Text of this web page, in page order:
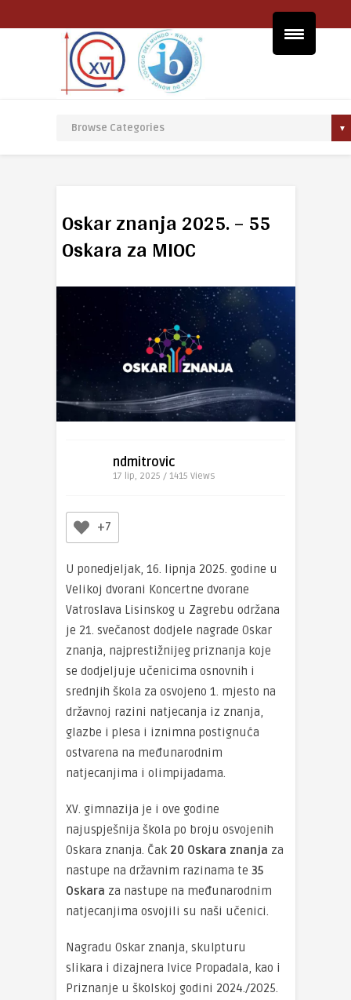
Oskar znanja 2025. – 55
Oskara za MIOC
ndmitrovic
17 lip, 2025 / 1415 Views
+7
U ponedjeljak, 16. lipnja 2025. godine u
Velikoj dvorani Koncertne dvorane
Vatroslava Lisinskog u Zagrebu održana
je 21. svečanost dodjele nagrade Oskar
znanja, najprestižnijeg priznanja koje
se dodjeljuje učenicima osnovnih i
srednjih škola za osvojeno 1. mjesto na
državnoj razini natjecanja iz znanja,
glazbe i plesa i iznimna postignuća
ostvarena na međunarodnim
natjecanjima i olimpijadama.
XV. gimnazija je i ove godine
najuspješnija škola po broju osvojenih
Oskara znanja. Čak 20 Oskara znanja za
nastupe na državnim razinama te 35
Oskara za nastupe na međunarodnim
natjecanjima osvojili su naši učenici.
Nagradu Oskar znanja, skulpturu
slikara i dizajnera Ivice Propadala, kao i
Priznanje u školskoj godini 2024./2025.